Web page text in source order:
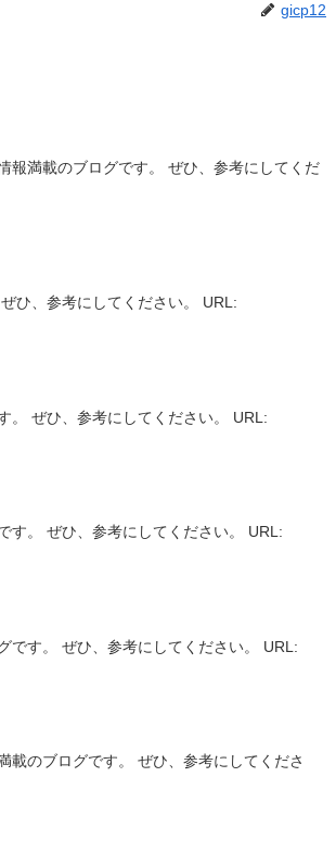
gicp12
報満載のブログです。 ぜひ、参考にしてくだ
ぜひ、参考にしてください。 URL:
。 ぜひ、参考にしてください。 URL:
す。 ぜひ、参考にしてください。 URL:
です。 ぜひ、参考にしてください。 URL:
載のブログです。 ぜひ、参考にしてくださ